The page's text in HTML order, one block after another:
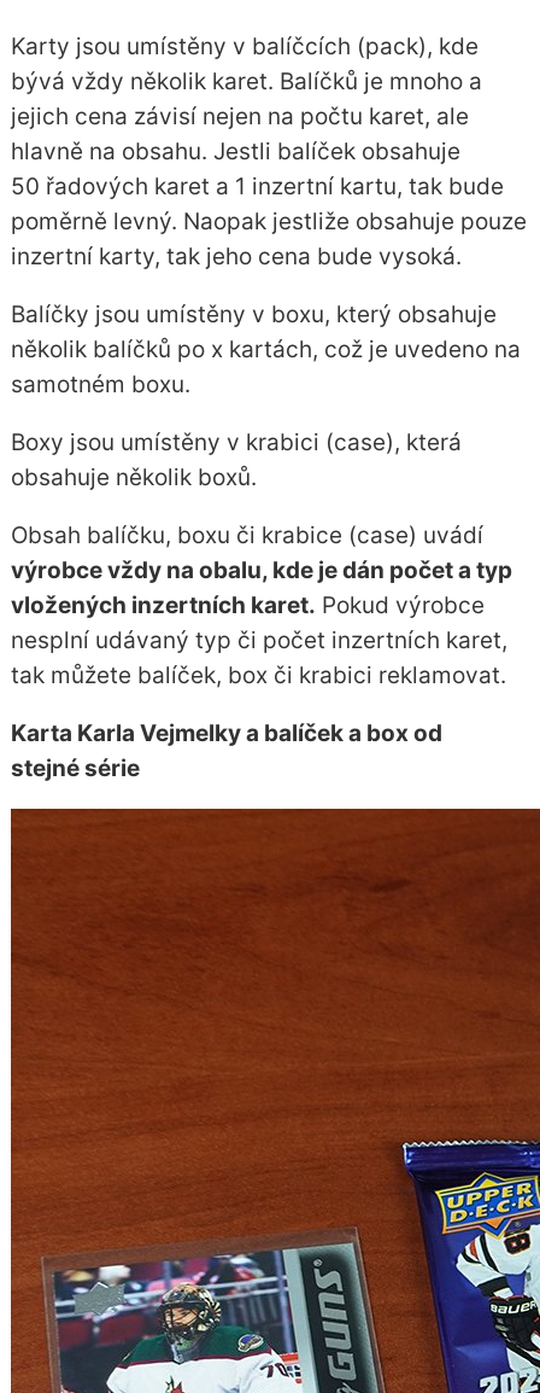
Karty jsou umístěny v balíčcích (pack), kde
bývá vždy několik karet. Balíčků je mnoho a
jejich cena závisí nejen na počtu karet, ale
hlavně na obsahu. Jestli balíček obsahuje
50 řadových karet a 1 inzertní kartu, tak bude
poměrně levný. Naopak jestliže obsahuje pouze
inzertní karty, tak jeho cena bude vysoká.
Balíčky jsou umístěny v boxu, který obsahuje
několik balíčků po x kartách, což je uvedeno na
samotném boxu.
Boxy jsou umístěny v krabici (case), která
obsahuje několik boxů.
Obsah balíčku, boxu či krabice (case) uvádí
výrobce vždy na obalu, kde je dán počet a typ
vložených inzertních karet. Pokud výrobce
nesplní udávaný typ či počet inzertních karet,
tak můžete balíček, box či krabici reklamovat.
Karta Karla Vejmelky a balíček a box od
stejné série